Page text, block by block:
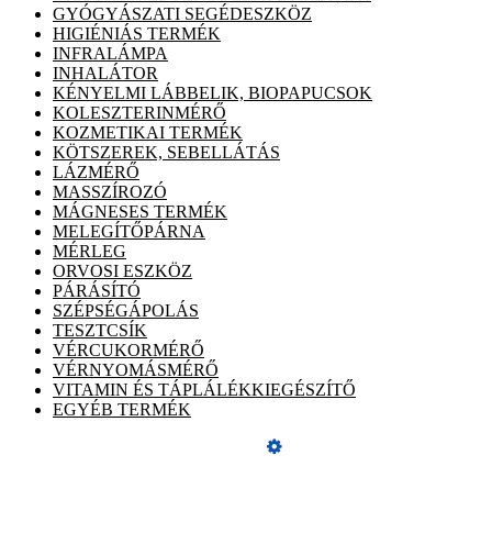
GYÓGYÁSZATI SEGÉDESZKÖZ
HIGIÉNIÁS TERMÉK
INFRALÁMPA
INHALÁTOR
KÉNYELMI LÁBBELIK, BIOPAPUCSOK
KOLESZTERINMÉRŐ
KOZMETIKAI TERMÉK
KÖTSZEREK, SEBELLÁTÁS
LÁZMÉRŐ
MASSZÍROZÓ
MÁGNESES TERMÉK
MELEGÍTŐPÁRNA
MÉRLEG
ORVOSI ESZKÖZ
PÁRÁSÍTÓ
SZÉPSÉGÁPOLÁS
TESZTCSÍK
VÉRCUKORMÉRŐ
VÉRNYOMÁSMÉRŐ
VITAMIN ÉS TÁPLÁLÉKKIEGÉSZÍTŐ
EGYÉB TERMÉK